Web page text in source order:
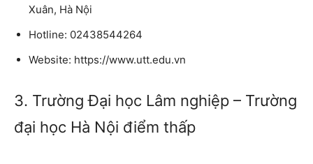
Xuân, Hà Nội
Hotline: 02438544264
Website: https://www.utt.edu.vn
3. Trường Đại học Lâm nghiệp – Trường
đại học Hà Nội điểm thấp